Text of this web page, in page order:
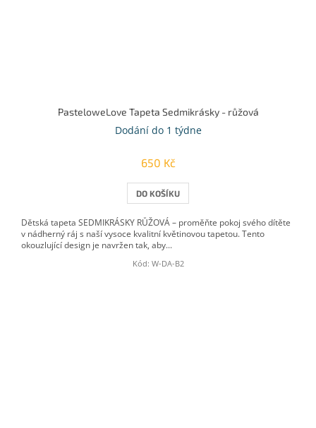
PasteloweLove Tapeta Sedmikrásky - růžová
Dodání do 1 týdne
650 Kč
DO KOŠÍKU
Dětská tapeta SEDMIKRÁSKY RŮŽOVÁ – proměňte pokoj svého dítěte
v nádherný ráj s naší vysoce kvalitní květinovou tapetou. Tento
okouzlující design je navržen tak, aby...
Kód: W-DA-B2